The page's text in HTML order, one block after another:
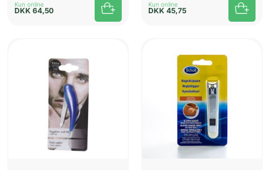
Kun online
DKK 64,50
Kun online
DKK 45,75
UDSOLGT